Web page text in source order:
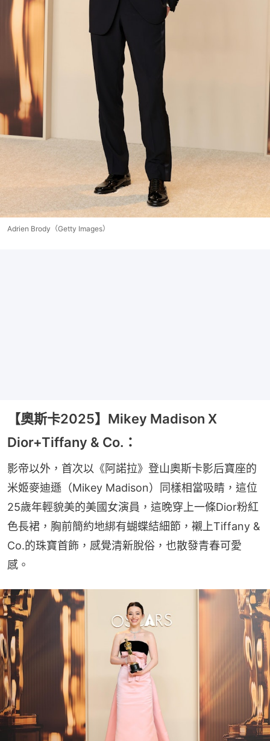
Adrien Brody（Getty Images）
【奧斯卡2025】Mikey Madison X
Dior+Tiffany & Co.：
影帝以外，首次以《阿諾拉》登山奧斯卡影后寶座的
米姬麥迪遜（Mikey Madison）同樣相當吸睛，這位
25歲年輕貌美的美國女演員，這晚穿上一條Dior粉紅
色長裙，胸前簡約地綁有蝴蝶結細節，襯上Tiffany &
Co.的珠寶首飾，感覺清新脫俗，也散發青春可愛
感。